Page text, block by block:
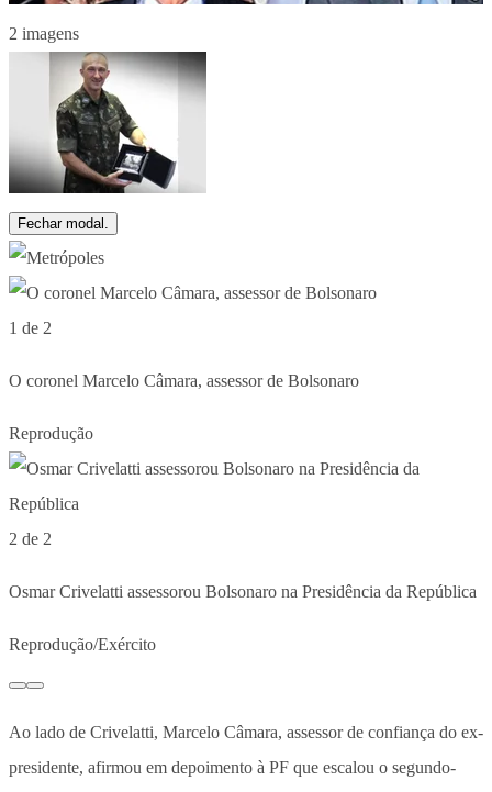
2 imagens
Fechar modal.
1 de 2
O coronel Marcelo Câmara, assessor de Bolsonaro
Reprodução
2 de 2
Osmar Crivelatti assessorou Bolsonaro na Presidência da República
Reprodução/Exército
Ao lado de Crivelatti, Marcelo Câmara, assessor de confiança do ex-
presidente, afirmou em depoimento à PF que escalou o segundo-